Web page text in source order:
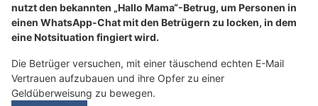
nutzt den bekannten „Hallo Mama“-Betrug, um Personen in
einen WhatsApp-Chat mit den Betrügern zu locken, in dem
eine Notsituation fingiert wird.
Die Betrüger versuchen, mit einer täuschend echten E-Mail
Vertrauen aufzubauen und ihre Opfer zu einer
Geldüberweisung zu bewegen.